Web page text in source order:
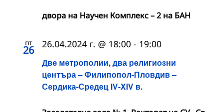
двора на Научен Комплекс – 2 на БАН
пт
26
Две метрополии, два религиозни
центъра – Филипопол-Пловдив –
Сердика-Средец IV-XIV в.
26.04.2024 г. @ 18:00 - 19:00